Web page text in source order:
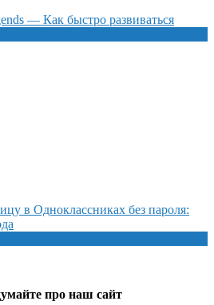
— Как быстро развиваться
в Одноклассниках без пароля:
про наш сайт